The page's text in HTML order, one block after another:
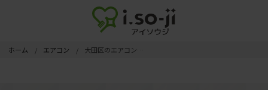
ホーム エアコン 大田区のエアコンクリーニング完全ガイド｜料金相場と失敗しない依頼前の準備